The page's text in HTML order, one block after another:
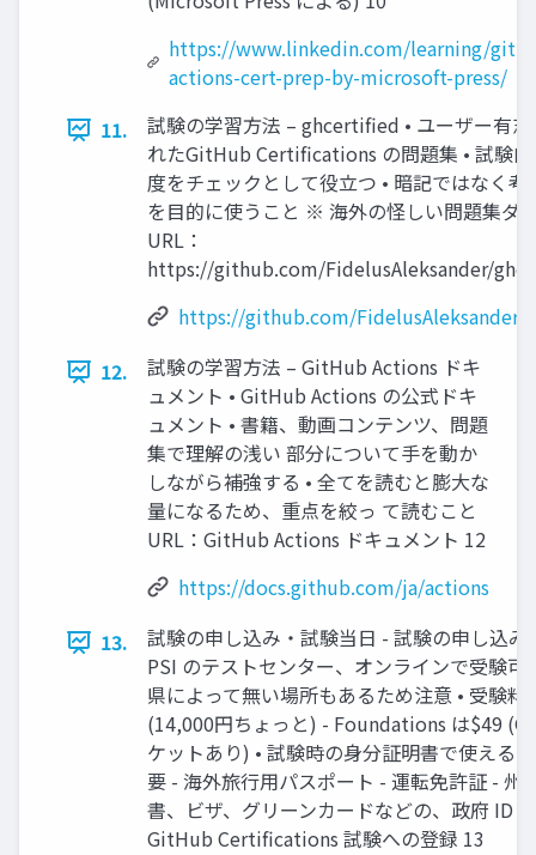
https://www.linkedin.com/learning/
actions-cert-prep-by-microsoft-press/
11.
試験の学習方法 – ghcertified • ユーザー有
れたGitHub Certifications の問題集 • 試験
度をチェックとして役立つ • 暗記ではなく考
を目的に使うこと ※ 海外の怪しい問題集ダ
URL：
https://github.com/FidelusAleksander/
https://github.com/FidelusAleksander/
12.
試験の学習方法 – GitHub Actions ドキ
ュメント • GitHub Actions の公式ドキ
ュメント • 書籍、動画コンテンツ、問題
集で理解の浅い 部分について手を動か
しながら補強する • 全てを読むと膨大な
量になるため、重点を絞っ て読むこと
URL：GitHub Actions ドキュメント 12
https://docs.github.com/ja/actions
13.
試験の申し込み・試験当日 - 試験の申し込
PSI のテストセンター、オンラインで受験
県によって無い場所もあるため注意 • 受験
(14,000円ちょっと) - Foundations は$49
ケットあり) • 試験時の身分証明書で使える
要 - 海外旅行用パスポート - 運転免許証 - 州
書、ビザ、グリーンカードなどの、政府 ID
GitHub Certifications 試験への登録 13